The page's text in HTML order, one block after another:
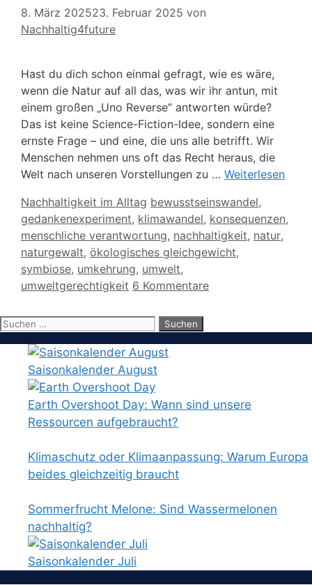
8. März 202523. Februar 2025 von
Nachhaltig4future
Hast du dich schon einmal gefragt, wie es wäre,
wenn die Natur auf all das, was wir ihr antun, mit
einem großen „Uno Reverse“ antworten würde?
Das ist keine Science-Fiction-Idee, sondern eine
ernste Frage – und eine, die uns alle betrifft. Wir
Menschen nehmen uns oft das Recht heraus, die
Welt nach unseren Vorstellungen zu … Weiterlesen
Kategorien
Nachhaltigkeit im Alltag Schlagwörter
bewusstseinswandel,
gedankenexperiment, klimawandel, konsequenzen,
menschliche verantwortung, nachhaltigkeit, natur,
naturgewalt, ökologisches gleichgewicht,
symbiose, umkehrung, umwelt,
umweltgerechtigkeit 6 Kommentare
Suchen
Saisonkalender August
Earth Overshoot Day: Wann sind unsere
Ressourcen aufgebraucht?
Klimaschutz oder Klimaanpassung: Warum Europa
beides gleichzeitig braucht
Sommerfrucht Melone: Sind Wassermelonen
nachhaltig?
Saisonkalender Juli